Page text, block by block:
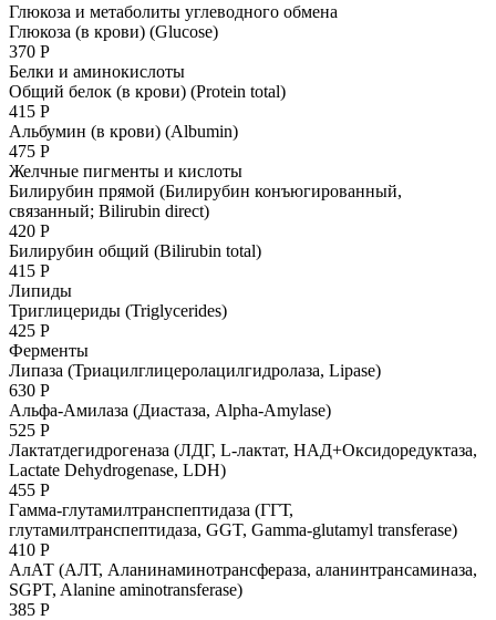
Глюкоза и метаболиты углеводного обмена
Глюкоза (в крови) (Glucose)
370 Р
Белки и аминокислоты
Общий белок (в крови) (Protein total)
415 Р
Альбумин (в крови) (Albumin)
475 Р
Желчные пигменты и кислоты
Билирубин прямой (Билирубин конъюгированный,
связанный; Bilirubin direct)
420 Р
Билирубин общий (Bilirubin total)
415 Р
Липиды
Триглицериды (Triglycerides)
425 Р
Ферменты
Липаза (Триацилглицеролацилгидролаза, Lipase)
630 Р
Альфа-Амилаза (Диастаза, Alpha-Amylase)
525 Р
Лактатдегидрогеназа (ЛДГ, L-лактат, НАД+Оксидоредуктаза,
Lactate Dehydrogenase, LDH)
455 Р
Гамма-глутамилтранспептидаза (ГГТ,
глутамилтранспептидаза, GGT, Gamma-glutamyl transferase)
410 Р
АлАТ (АЛТ, Аланинаминотрансфераза, аланинтрансаминаза,
SGPT, Alanine aminotransferase)
385 Р